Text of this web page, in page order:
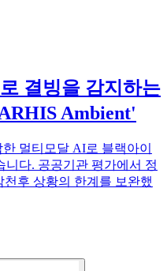
결빙을 감지하는
Ambient'
멀티모달 AI로 블랙아이
다. 공공기관 평가에서 정
천후 상황의 한계를 보완했